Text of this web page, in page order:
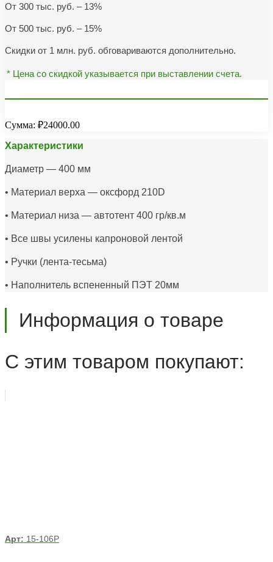
От 300 тыс. руб. – 13%
От 500 тыс. руб. – 15%
Скидки от 1 млн. руб. обговариваются дополнительно.
* Цена со скидкой указывается при выставлении счета.
Сумма: ₽24000.00
Характеристики
Диаметр — 400 мм
• Материал верха — оксфорд 210D
• Материал низа — автотент 400 гр/кв.м
• Все швы усилены капроновой лентой
• Ручки (лента-тесьма)
• Наполнитель вспененный ПЭТ 20мм
Информация о товаре
С этим товаром покупают:
Арт: 15-106Р